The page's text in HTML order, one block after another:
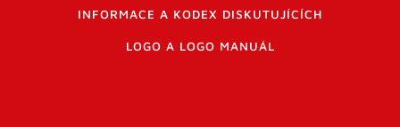
INFORMACE A KODEX DISKUTUJÍCÍCH
LOGO A LOGO MANUÁL